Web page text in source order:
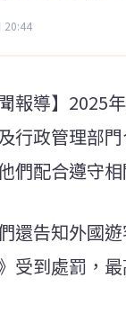
20:44
聞報導】2025
行政管理部
們配合遵守相
還告知外國
受到處罰，